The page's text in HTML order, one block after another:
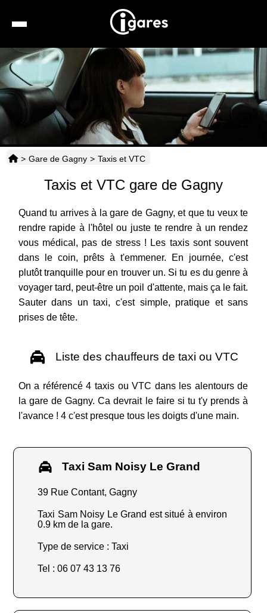
Recherche
Location de voiture
Hôtels
Taxis
Horaires
> Gare de Gagny > Taxis et VTC
Taxis et VTC gare de Gagny
Quand tu arrives à la gare de Gagny, et que tu veux te
rendre rapide à l'hôtel ou juste te rendre à un rendez
vous médical, pas de stress ! Les taxis sont souvent
dans le coin, prêts à t'emmener. En journée, c'est
plutôt tranquille pour en trouver un. Si tu es du genre à
voyager tard, peut-être un poil d'attente, mais ça le fait.
Sauter dans un taxi, c'est simple, pratique et sans
prises de tête.
Liste des chauffeurs de taxi ou VTC
On a référencé 4 taxis ou VTC dans les alentours de
la gare de Gagny. Ca devrait le faire si tu t'y prends à
l'avance ! 4 c'est presque tous les doigts d'une main.
Taxi Sam Noisy Le Grand
39 Rue Contant, Gagny
Taxi Sam Noisy Le Grand est situé à environ
0.9 km de la gare.
Type de service : Taxi
Tel : 06 07 43 13 76